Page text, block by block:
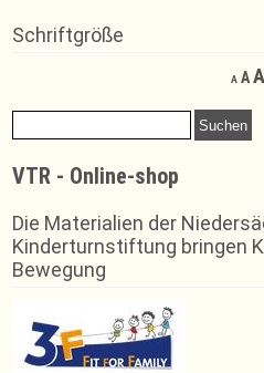
Schriftgröße
Afont
A A
Suchen
nach:
VTR - Online-shop
Die Materialien der
Kinderturnstiftung bringen
Bewegung